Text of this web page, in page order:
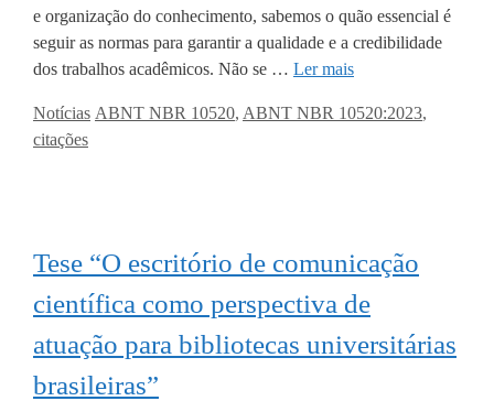
e organização do conhecimento, sabemos o quão essencial é
seguir as normas para garantir a qualidade e a credibilidade
dos trabalhos acadêmicos. Não se … Ler mais
Categorias
Notícias Tags
ABNT NBR 10520, ABNT NBR 10520:2023,
citações
Tese “O escritório de comunicação
científica como perspectiva de
atuação para bibliotecas universitárias
brasileiras”